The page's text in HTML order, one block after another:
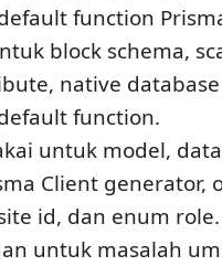
function
block schema,
native
function.
untuk model,
Client generator,
id, dan enum role.
untuk masalah